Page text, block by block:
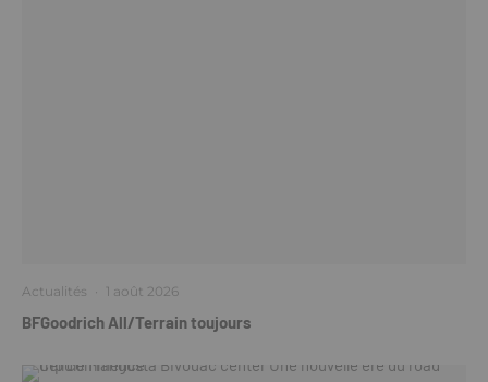
Actualités · 1 août 2026
BFGoodrich All/Terrain toujours